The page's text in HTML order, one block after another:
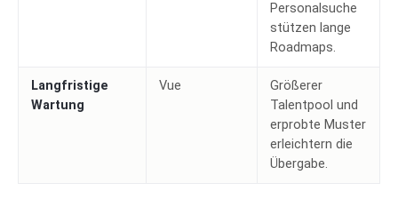
Personalsuche
stützen lange
Roadmaps.
Langfristige
Wartung
Vue
Größerer
Talentpool und
erprobte Muster
erleichtern die
Übergabe.